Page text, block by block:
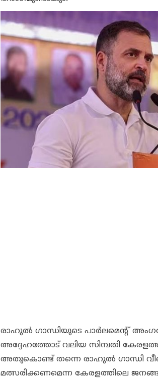
രാഹുല്‍ ഗാന്ധിയുടെ പാര്‍ലമെന്റ്
അദ്ദേഹത്തോട് വലിയ സിമ്പതി
അതുകൊണ്ട് തന്നെ രാഹുല്‍ ഗാന്ധി
മത്സരിക്കണമെന്ന കേരളത്തിലെ